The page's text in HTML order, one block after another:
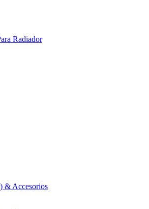
Radiador
& Accesorios